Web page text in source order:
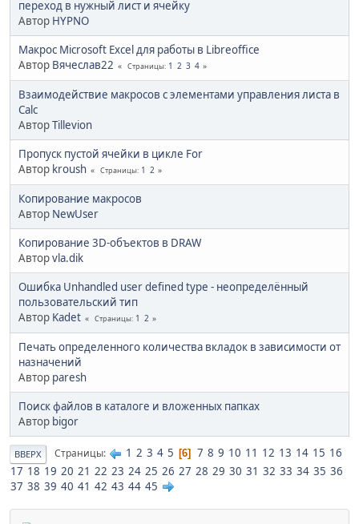
переход в нужный лист и ячейку
Автор HYPNO
Макрос Microsoft Excel для работы в Libreoffice
Автор Вячеслав22 Страницы 1 2 3 4
Взаимодействие макросов с элементами управления листа в
Calc
АвторTillevion
Пропуск пустой ячейки в цикле For
Автор kroush Страницы 1 2
Копирование макросов
Автор NewUser
Копирование 3D-объектов в DRAW
Авторvla.dik
Ошибка Unhandled user defined type - неопределённый
пользовательский тип
Автор Kadet Страницы 1 2
Печать определенного количества вкладок в зависимости от
назначений
Автор paresh
Поиск файлов в каталоге и вложенных папках
Автор bigor
ВВЕРХ Страницы 1 2 3 4 5 6 7 8 9 10 11 12 13 14 15 16
17 18 19 20 21 22 23 24 25 26 27 28 29 30 31 32 33 34 35 36
37 38 39 40 41 42 43 44 45